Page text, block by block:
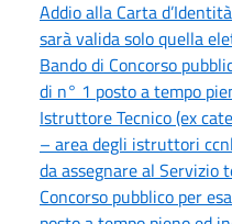
Addio alla Carta
sarà valida solo quella
Bando di Concorso
di n° 1 posto a tempo
Istruttore Tecnico (ex
– area degli istruttori
da assegnare al Servizio
Concorso pubblico per